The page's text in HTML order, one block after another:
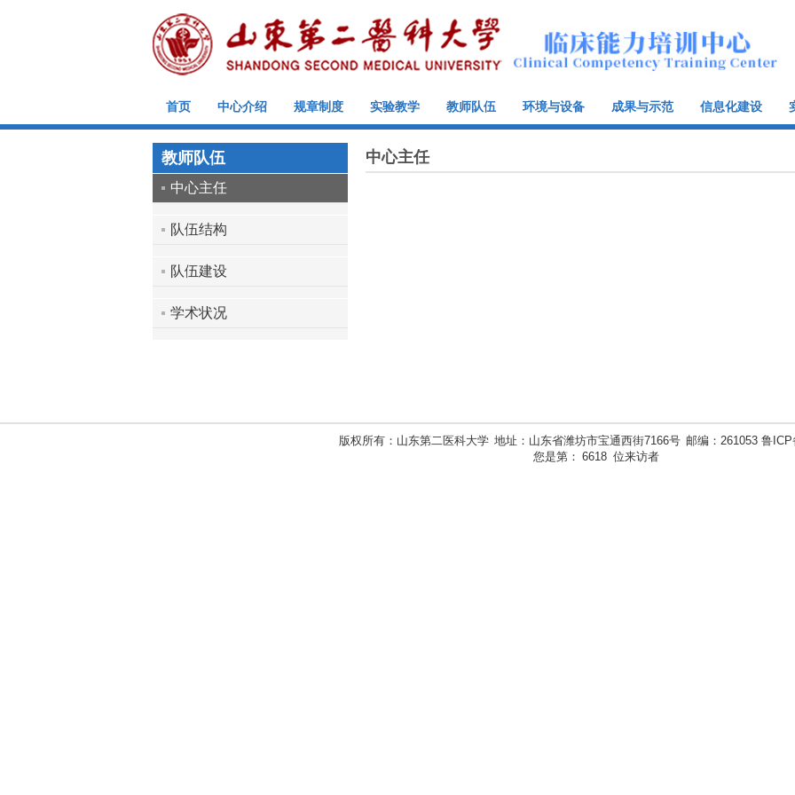
首页 中心介绍 规章制度 实验教学 教师队伍 环境与设备 成果与示范 信息化建设
教师队伍
中心主任
队伍结构
队伍建设
学术状况
中心主任
版权所有：山东第二医科大学 地址：山东省潍坊市宝通西街7166号 邮编：261053 鲁ICP
您是第： 6618 位来访者